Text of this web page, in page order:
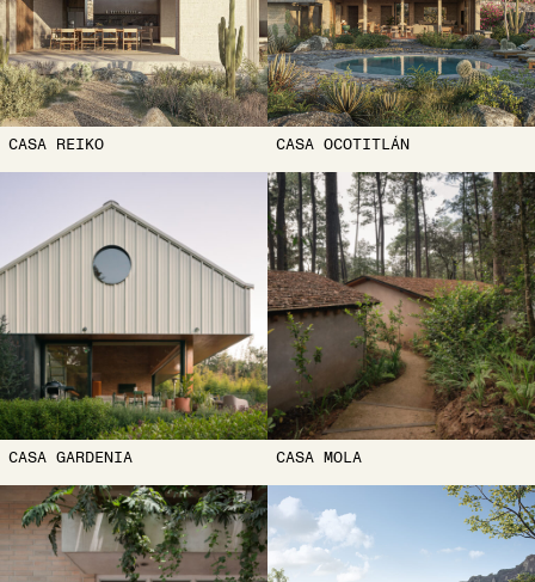
CASA REIKO CASA OCOTITLÁN
CASA GARDENIA CASA MOLA